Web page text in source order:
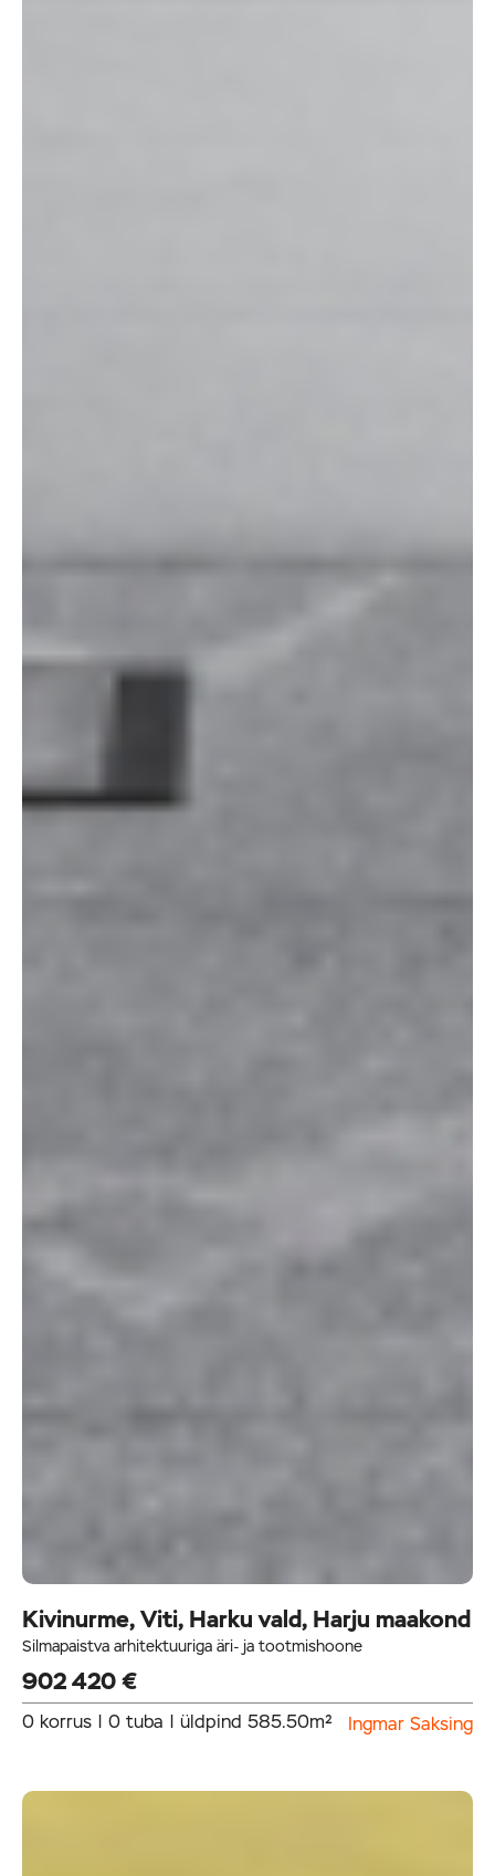
Kivinurme, Viti, Harku vald, Harju maakond
Silmapaistva arhitektuuriga äri- ja tootmishoone
902 420 €
0 korrus | 0 tuba | üldpind 585.50m² Ingmar Saksing